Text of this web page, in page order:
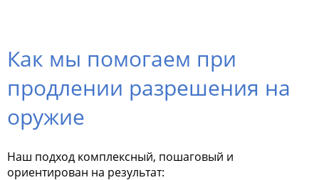
Как мы помогаем при
продлении разрешения на
оружие
Наш подход комплексный, пошаговый и
ориентирован на результат: